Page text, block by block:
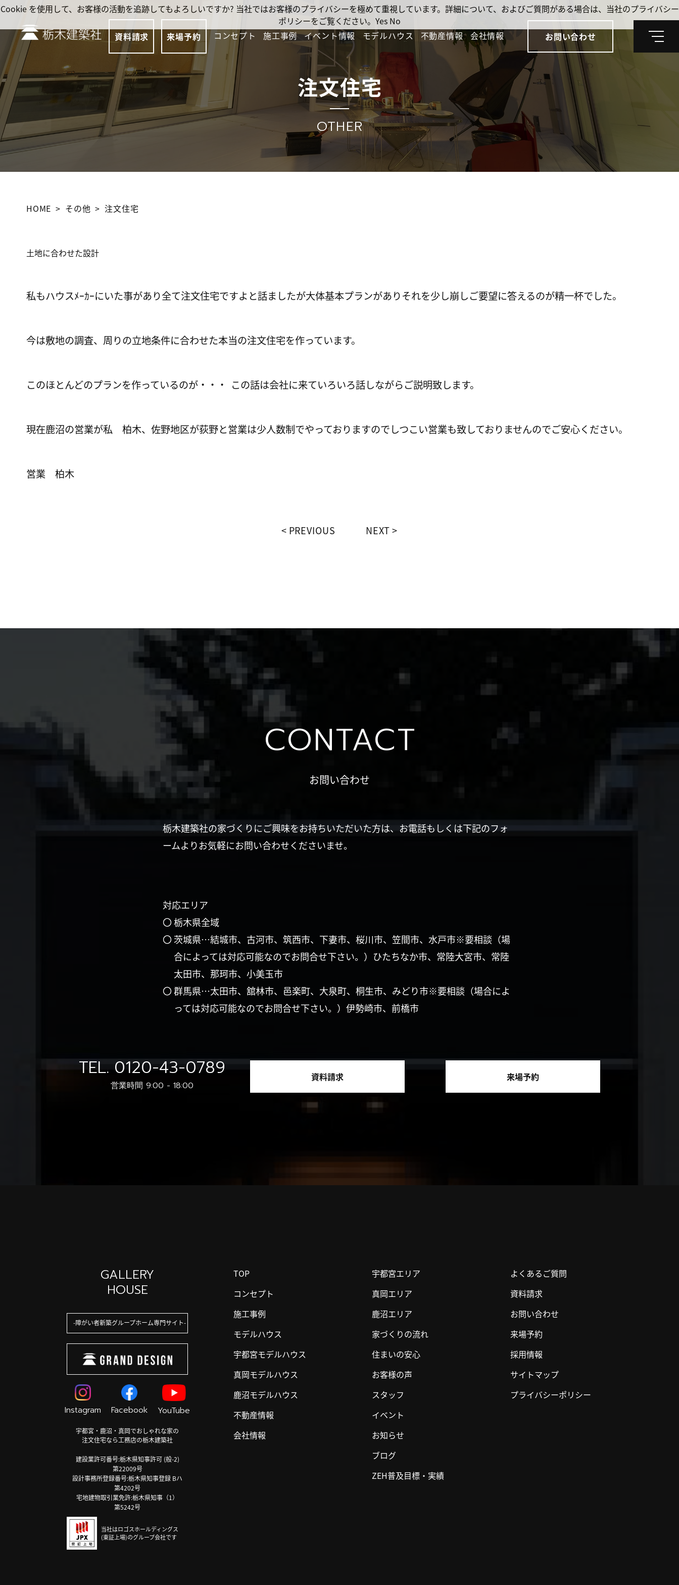
資料請求 来場予約 コンセプト 施工事例 イベント情報 モデルハウス 不動産情報 会社情報 お問い合わせ
メ
注文住宅
OTHER
HOME その他 注文住宅
土地に合わせた設計
私もハウスﾒｰｶｰにいた事があり全て注文住宅ですよと話ましたが大体基本プランがありそれを少し崩しご要望に答えるのが精一杯でした。
今は敷地の調査、周りの立地条件に合わせた本当の注文住宅を作っています。
このほとんどのプランを作っているのが・・・ この話は会社に来ていろいろ話しながらご説明致します。
現在鹿沼の営業が私 柏木、佐野地区が荻野と営業は少人数制でやっておりますのでしつこい営業も致しておりませんのでご安心ください。
営業 柏木
PREVIOUS NEXT
CONTACT
お問い合わせ
栃木建築社の家づくりにご興味をお持ちいただいた方は、お電話もしくは下記のフォ
ームよりお気軽にお問い合わせくださいませ。
対応エリア
〇 栃木県全域
〇 茨城県…結城市、古河市、筑西市、下妻市、桜川市、笠間市、水戸市※要相談（場
合によっては対応可能なのでお問合せ下さい。）ひたちなか市、常陸大宮市、常陸
太田市、那珂市、小美玉市
〇 群馬県…太田市、舘林市、邑楽町、大泉町、桐生市、みどり市※要相談（場合によ
っては対応可能なのでお問合せ下さい。）伊勢崎市、前橋市
TEL. 0120-43-0789
営業時間 9:00 - 18:00
資料請求 来場予約
GALLERY
HOUSE
障がい者新築グループホーム専門サイト
Instagram Facebook YouTube
宇都宮・鹿沼・真岡でおしゃれな家の
注文住宅なら工務店の栃木建築社
建設業許可番号:栃木県知事許可 (般-2)
第22009号
設計事務所登録番号:栃木県知事登録 Bハ
第4202号
宅地建物取引業免許:栃木県知事（1）
第5242号
当社はロゴスホールディングス
(東証上場)のグループ会社です
TOP
コンセプト
施工事例
モデルハウス
宇都宮モデルハウス
真岡モデルハウス
鹿沼モデルハウス
不動産情報
会社情報
宇都宮エリア
真岡エリア
鹿沼エリア
家づくりの流れ
住まいの安心
お客様の声
スタッフ
イベント
お知らせ
ブログ
ZEH普及目標・実績
よくあるご質問
資料請求
お問い合わせ
来場予約
採用情報
サイトマップ
プライバシーポリシー
Cookie を使用して、お客様の活動を追跡してもよろしいですか? 当社ではお客様のプライバシーを極めて重視しています。詳細について、およびご質問がある場合は、当社のプライバシー
ポリシーをご覧ください。 Yes No